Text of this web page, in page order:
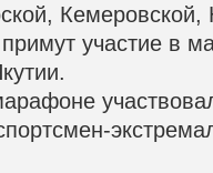
Кемеровской,
участие в